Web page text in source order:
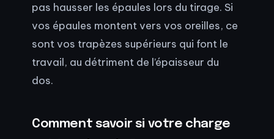
pas hausser les épaules lors du tirage. Si
vos épaules montent vers vos oreilles, ce
sont vos trapèzes supérieurs qui font le
travail, au détriment de l’épaisseur du
dos.
Comment savoir si votre charge